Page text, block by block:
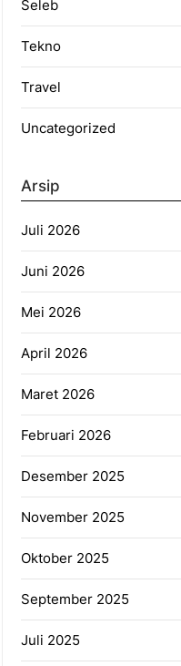
Seleb
Tekno
Travel
Uncategorized
Arsip
Juli 2026
Juni 2026
Mei 2026
April 2026
Maret 2026
Februari 2026
Desember 2025
November 2025
Oktober 2025
September 2025
Juli 2025